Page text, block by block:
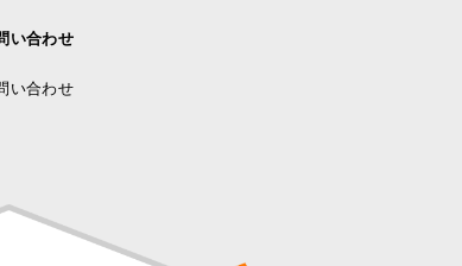
い合わせ
い合わせ